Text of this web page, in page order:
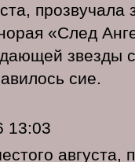
прозвучала
«След
звезды
сие.
13:03
августа,